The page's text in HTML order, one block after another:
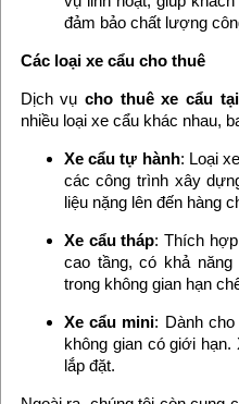
đảm bảo chất lượng
Các loại xe cẩu cho thuê
Dịch vụcho thuê xe cẩu
nhiều loại xe cẩu khác nhau,
Xe cẩu tự hành: Loại
các công trình xây
liệu nặng lên đến hàng
Xe cẩu tháp: Thích
cao tầng, có khả
trong không gian hạn
Xe cẩu mini: Dành
không gian có giới
lắp đặt.